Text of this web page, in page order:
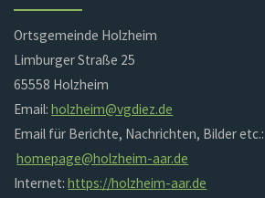
Ortsgemeinde Holzheim
Limburger Straße 25
65558 Holzheim
Email:holzheim@vgdiez.de
Email für Berichte, Nachrichten, Bilder etc.:
homepage@holzheim-aar.de
Internet:https://holzheim-aar.de